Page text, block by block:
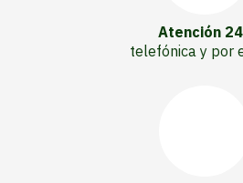
Atención
telefónica y por